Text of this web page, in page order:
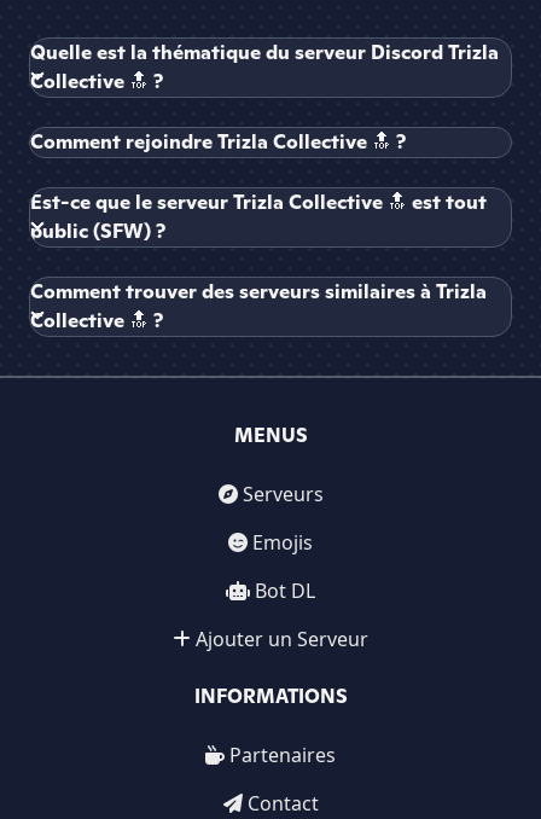
Quelle est la thématique du serveur Discord Trizla
Collective 🔝 ?
Comment rejoindre Trizla Collective 🔝 ?
Est-ce que le serveur Trizla Collective 🔝 est tout
public (SFW) ?
Comment trouver des serveurs similaires à Trizla
Collective 🔝 ?
MENUS
Serveurs
Emojis
Bot DL
Ajouter un Serveur
INFORMATIONS
Partenaires
Contact